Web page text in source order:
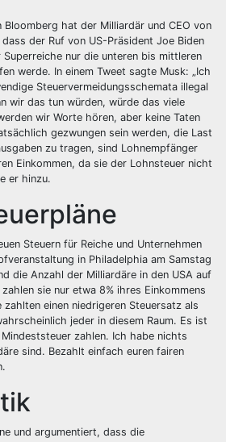
Bloomberg hat der Milliardär und CEO von
der Ruf von US-Präsident Joe Biden
nur die unteren bis mittleren
werde. In einem Tweet sagte Musk: „Ich
Steuervermeidungsschemata illegal
wir das tun würden, würde das viele
wir Worte hören, aber keine Taten
gezwungen sein werden, die Last
zu tragen, sind Lohnempfänger
Einkommen, da sie der Lohnsteuer nicht
er hinzu.
Steuern für Reiche und Unternehmen
in Philadelphia am Samstag
die Anzahl der Milliardäre in den USA auf
sie nur etwa 8% ihres Einkommens
zahlten einen niedrigeren Steuersatz als
jeder in diesem Raum. Es ist
zahlen. Ich habe nichts
sind. Bezahlt einfach euren fairen
und argumentiert, dass die